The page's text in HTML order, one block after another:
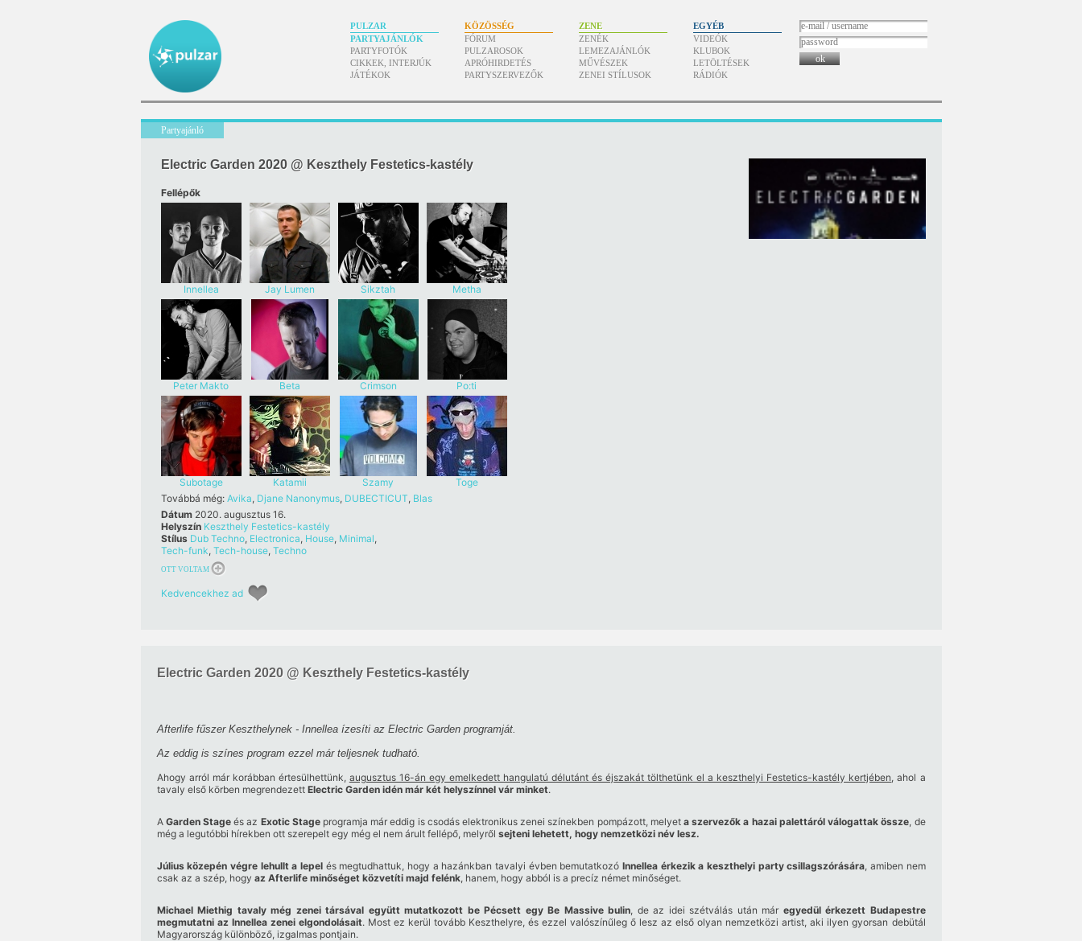
PULZAR
PARTYAJÁNLÓK
PARTYFOTÓK
CIKKEK, INTERJÚK
JÁTÉKOK
KÖZÖSSÉG
FÓRUM
PULZAROSOK
APRÓHIRDETÉS
PARTYSZERVEZŐK
ZENE
ZENÉK
LEMEZAJÁNLÓK
MŰVÉSZEK
ZENEI STÍLUSOK
EGYÉB
VIDEÓK
KLUBOK
LETÖLTÉSEK
RÁDIÓK
ok
Partyajánló
Electric Garden 2020 @ Keszthely Festetics-kastély
Fellépők
Innellea Jay Lumen Sikztah Metha
Peter Makto Beta Crimson Po:ti
Subotage Katamii Szamy
Toge
Továbbá még: Avika, Djane Nanonymus, DUBECTICUT, Blas
Dátum 2020. augusztus 16.
Helyszín Keszthely Festetics-kastély
Stílus Dub Techno, Electronica, House, Minimal,
Tech-funk, Tech-house, Techno
OTT VOLTAM
Kedvencekhez ad
Electric Garden 2020 @ Keszthely Festetics-kastély
Afterlife fűszer Keszthelynek - Innellea ízesíti az Electric Garden programját.
Az eddig is színes program ezzel már teljesnek tudható.
Ahogy arról már korábban értesülhettünk, augusztus 16-án egy emelkedett hangulatú délutánt és éjszakát tölthetünk el a keszthelyi Festetics-kastély kertjében, ahol a
tavaly első körben megrendezett Electric Garden idén már két helyszínnel vár minket.
A Garden Stageés az Exotic Stageprogramja már eddig is csodás elektronikus zenei színekben pompázott, melyeta szervezők a hazai palettáról válogattak össze, de
még a legutóbbi hírekben ott szerepelt egy még el nem árult fellépő, melyről sejteni lehetett, hogy nemzetközi név lesz.
Július közepén végre lehullt a lepelés megtudhattuk, hogy a hazánkban tavalyi évben bemutatkozó Innellea érkezik a keszthelyi party csillagszórására, amiben nem
csak az a szép, hogy az Afterlife minőséget közvetíti majd felénk, hanem, hogy abból is a precíz német minőséget.
Michael Miethig tavaly még zenei társával együtt mutatkozott be Pécsett egy Be Massive bulin, de az idei szétválás után már egyedül érkezett Budapestre
megmutatni az Innellea zenei elgondolásait. Most ez kerül tovább Keszthelyre, és ezzel valószínűleg ő lesz az első olyan nemzetközi artist, aki ilyen gyorsan debütál
Magyarország különböző, izgalmas pontjain.